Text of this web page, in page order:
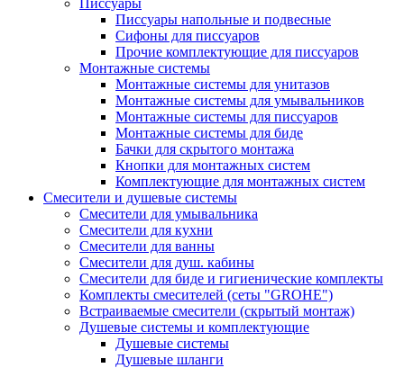
Писсуары
Писсуары напольные и подвесные
Сифоны для писсуаров
Прочие комплектующие для писсуаров
Монтажные системы
Монтажные системы для унитазов
Монтажные системы для умывальников
Монтажные системы для писсуаров
Монтажные системы для биде
Бачки для скрытого монтажа
Кнопки для монтажных систем
Комплектующие для монтажных систем
Смесители и душевые системы
Смесители для умывальника
Смесители для кухни
Смесители для ванны
Смесители для душ. кабины
Смесители для биде и гигиенические комплекты
Комплекты смесителей (сеты "GROHE")
Встраиваемые смесители (скрытый монтаж)
Душевые системы и комплектующие
Душевые системы
Душевые шланги